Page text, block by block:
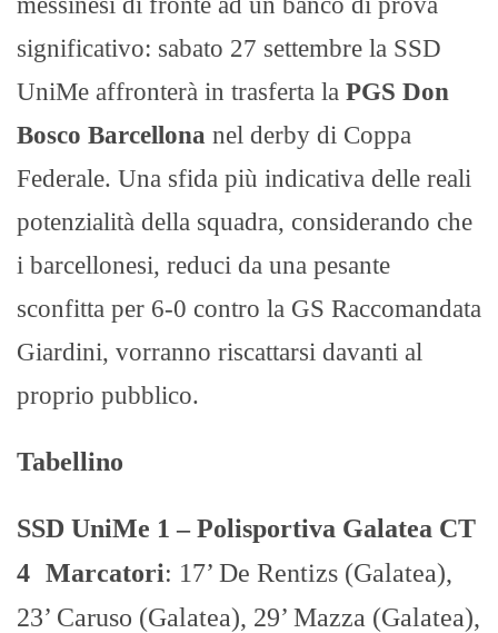
significativo: sabato 27 settembre la SSD
UniMe affronterà in trasferta la PGS Don
Bosco Barcellona nel derby di Coppa
Federale. Una sfida più indicativa delle reali
potenzialità della squadra, considerando che
i barcellonesi, reduci da una pesante
sconfitta per 6-0 contro la GS Raccomandata
Giardini, vorranno riscattarsi davanti al
proprio pubblico.
Tabellino
SSD UniMe 1 – Polisportiva Galatea CT
4 Marcatori: 17’ De Rentizs (Galatea),
23’ Caruso (Galatea), 29’ Mazza (Galatea),